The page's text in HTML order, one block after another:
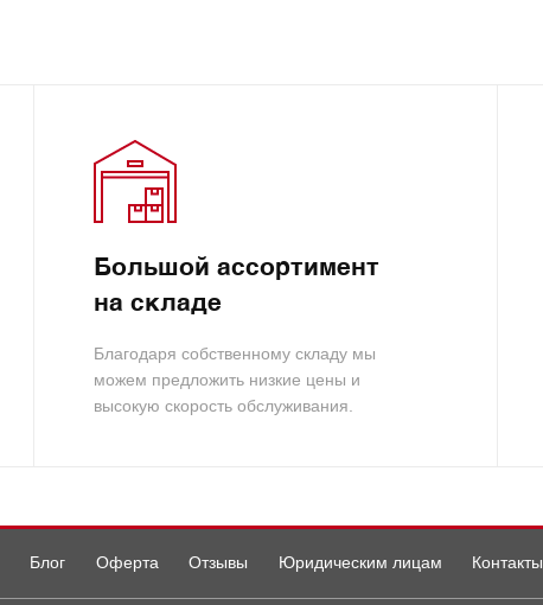
Большой ассортимент
на складе
Благодаря собственному складу мы
можем предложить низкие цены и
высокую скорость обслуживания.
Блог Оферта Отзывы Юридическим лицам Контакты